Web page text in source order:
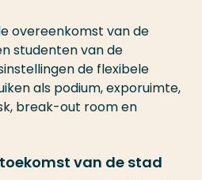
overeenkomst van de
studenten van de
de flexibele
als podium, exporuimte,
break-out room en
van de stad